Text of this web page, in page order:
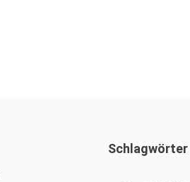
Schlagwörter